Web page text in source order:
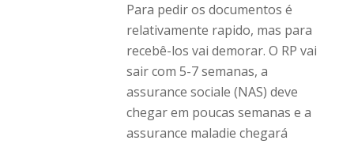
Para pedir os documentos é
relativamente rapido, mas para
recebê-los vai demorar. O RP vai
sair com 5-7 semanas, a
assurance sociale (NAS) deve
chegar em poucas semanas e a
assurance maladie chegará